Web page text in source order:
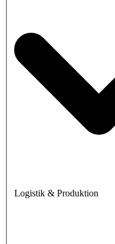
Logistik & Produktion